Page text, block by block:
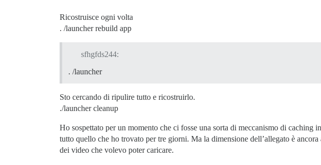
Ricostruisce ogni volta
. /launcher rebuild app
sfhgfds244:
. /launcher
Sto cercando di ripulire tutto e ricostruirlo.
./launcher cleanup
Ho sospettato per un momento che ci fosse una sorta di meccanismo di
tutto quello che ho trovato per tre giorni. Ma la dimensione dell’allegato è
dei video che volevo poter caricare.